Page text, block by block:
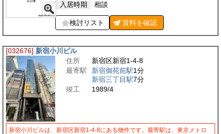
入居時期
相談
検討リスト 賃料を確認
[032676] 新宿小川ビル
住所
新宿区新宿1-4-8
最寄駅
新宿御苑前駅1分
新宿三丁目駅7分
竣工
1989/4
新宿小川ビルは、新宿区新宿1-4-8にある物件です。最寄駅は、東京メトロ